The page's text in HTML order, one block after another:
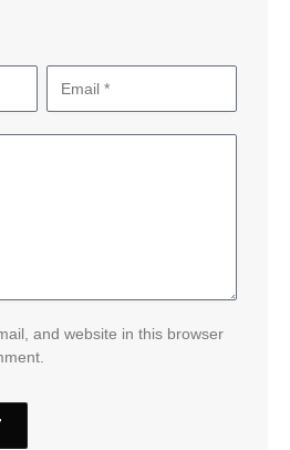
and website in this browser